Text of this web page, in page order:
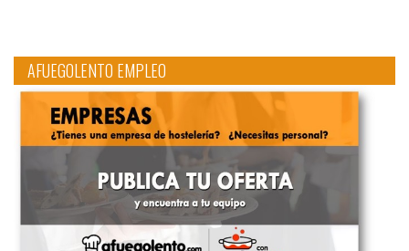
AFUEGOLENTO EMPLEO